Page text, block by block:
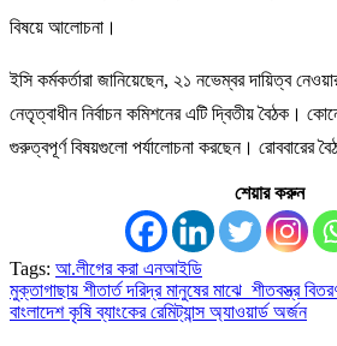
বিষয়ে আলোচনা।
ইসি কর্মকর্তারা জানিয়েছেন, ২১ নভেম্বর দায়িত্ব
নেতৃত্বাধীন নির্বাচন কমিশনের এটি দ্বিতীয় বৈঠক।
গুরুত্বপূর্ণ বিষয়গুলো পর্যালোচনা করছেন। রোববারের
শেয়ার করুন
Tags: আ.লীগের করা এনআইডি
Post
navigation
মুক্তাগাছায় শীতার্ত দরিদ্র মানুষের মাঝে শীতবস্ত্র
বাংলাদেশ কৃষি ব্যাংকের রেমিট্যান্স অ্যাওয়ার্ড অর্জন